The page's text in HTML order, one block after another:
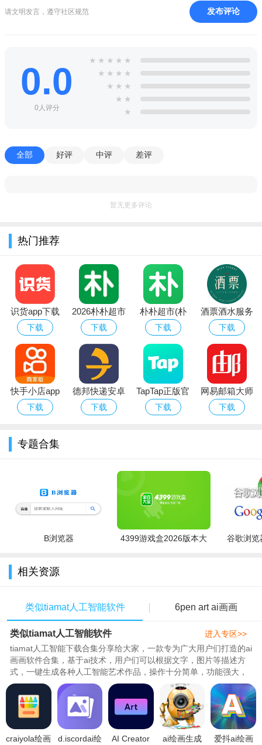
1、-界面简洁合理，快捷顺畅。
3、-高速图形工具（长方形、圆形、直线、柳叶笔）
4、-功能齐全的色调设定，满足多种绘画习惯
1、可以选择一个白板，自由涂鸦，自由填涂，如同纸质画笔
色后就可以开始涂色了；
3、完成后可以保存进行分享，还可以后期修改颜色、内容，
完善作品。
2.再从中选择一个艺术风格，包括神秘、巴洛克、幻想艺术、
蒸汽朋克等等。
3.输入几段文字后，APP里头的AI技术能将枯燥的文本，瞬间
变成创意十足的画作，而且画的主题跟文本内容十分吻合。
请文明发言，遵守社区规范 发布评论
0.0
0人评分
★ ★ ★ ★ ★
★ ★ ★ ★
★ ★ ★
★ ★
★
全部 好评 中评 差评
暂无更多评论
热门推荐
识货app下载
官方正版最新
版本
下载
2026朴朴超市
app最新版本
下载
朴朴超市(朴
朴买菜)app安
卓手机版
下载
酒票酒水服务
app
下载
快手小店app
官方下载2026
下载
德邦快递安卓
版
下载
TapTap正版官
方下载最新版
下载
网易邮箱大师
安卓版
下载
专题合集
B浏览器
4399游戏盒2026版本大
谷歌浏览
相关资源
类似tiamat人工智能软件 6pen art ai画画
类似tiamat人工智能软件
tiamat人工智能下载合集分享给大家，一款专为广大用户们打造的ai
画画软件合集，基于ai技术，用户们可以根据文字，图片等描述方
式，一键生成各种人工智能艺术作品，操作十分简单，功能强大，
可以进行图片二次元创作，不受版权的限制，289特别整理了tiamat
软件下载，tiamat人工智能艺术下载，tiamatai画画下载，tiamat软
件官方/安卓/免费中文等所有版本，希望满足大家的绘画需求！..
进入专区>>
craiyola绘画
d.iscordai绘
AI Creator
ai绘画生成
爱抖ai绘画